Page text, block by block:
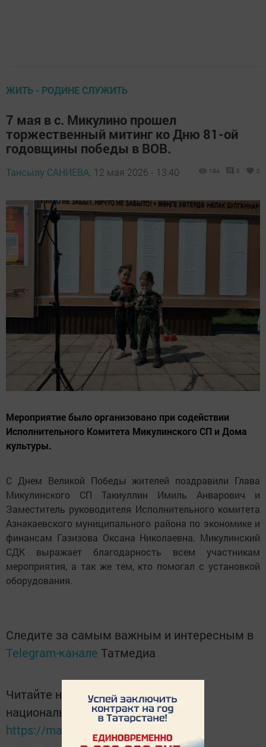
ЖИТЬ - РОДИНЕ СЛУЖИТЬ
7 мая в с. Микулино прошел
торжественный митинг ко Дню 81-ой
годовщины победы в ВОВ.
Тансылу САНИЕВА, 12 мая 2026 - 13:40 194 0 0
Мероприятие было организовано при содействии
Исполнительного Комитета Микулинского СП и Дома
культуры.
С Днем Великой Победы жителей поздравили Глава
Микулинского СП Такиуллин Имиль Анварович и
Заместитель руководителя Исполнительного комитета
Азнакаевского муниципального района по экономике и
финансам Газизова Оксана Николаевна. Микулинский
СДК выражает благодарность всем участникам
мероприятия, а так же тем, кто помогал с установкой
оборудования.
Следите за самым важным и интересным в
Telegram-канале Татмедиа
Читайте новости Татарстана в
национальном мессенджере MАХ:
https://max.ru/tatmedia